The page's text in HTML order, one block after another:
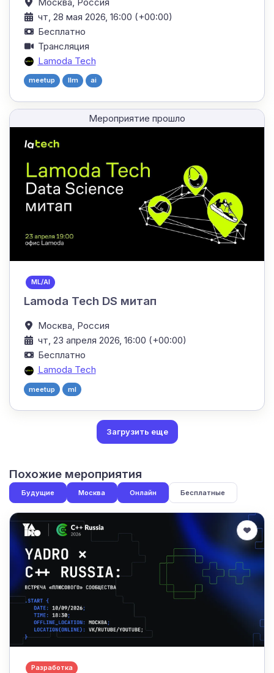
чт, 28 мая 2026, 16:00 (+00:00)
Бесплатно
Трансляция
Lamoda Tech
meetup llm ai
Мероприятие прошло
ML/AI
Lamoda Tech DS митап
Москва, Россия
чт, 23 апреля 2026, 16:00 (+00:00)
Бесплатно
Lamoda Tech
meetup ml
Загрузить еще
Похожие мероприятия
Будущие Москва Онлайн Бесплатные
Разработка